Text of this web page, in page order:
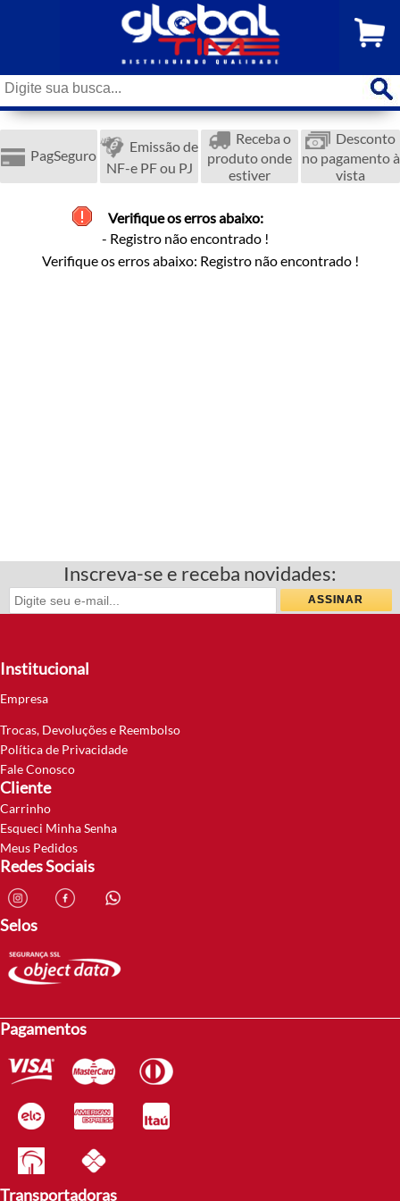
PagSeguro
Emissão de
NF-e PF ou PJ
Receba o
produto onde
estiver
Desconto
no pagamento à
vista
Verifique os erros abaixo:
- Registro não encontrado !
Verifique os erros abaixo: Registro não encontrado !
Inscreva-se e receba novidades:
Institucional
Empresa
Trocas, Devoluções e Reembolso
Política de Privacidade
Fale Conosco
Cliente
Carrinho
Esqueci Minha Senha
Meus Pedidos
Redes Sociais
Selos
Pagamentos
Transportadoras